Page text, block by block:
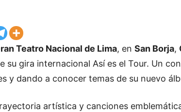
Teatro Nacional de Lima, en San Borja,
su gira internacional Así es el Tour. Un
y dando a conocer temas de su nuevo
artística y canciones